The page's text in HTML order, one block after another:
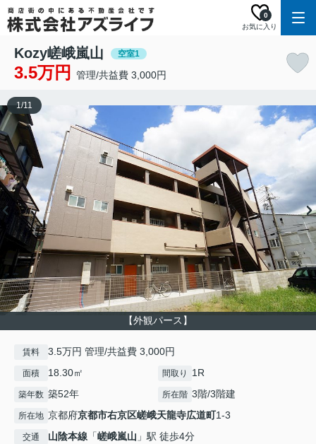
お気に入り
0
Kozy嵯峨嵐山 空室1
3.5万円 管理/共益費 3,000円
【外観パース】
1/11
賃料 3.5万円 管理/共益費 3,000円
面積 18.30㎡ 間取り 1R
築年数 築52年 所在階 3階/3階建
所在地 京都府京都市右京区嵯峨天龍寺広道町1-3
交通 山陰本線 「嵯峨嵐山 」駅 徒歩4分